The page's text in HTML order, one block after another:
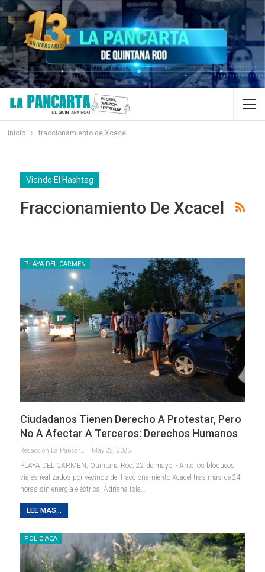
Inicio fraccionamiento de Xcacel
Viendo El Hashtag
Fraccionamiento De Xcacel
PLAYA DEL CARMEN
Ciudadanos Tienen Derecho A Protestar, Pero
No A Afectar A Terceros: Derechos Humanos
Redaccion La Pancarta De Quintana Roo May 22, 2025
PLAYA DEL CARMEN, Quintana Roo, 22 de mayo. - Ante los bloqueos
viales realizados por vecinos del fraccionamiento Xcacel tras más de 24
horas sin energía eléctrica, Adriana Isla…
LEE MAS...
POLICIACA